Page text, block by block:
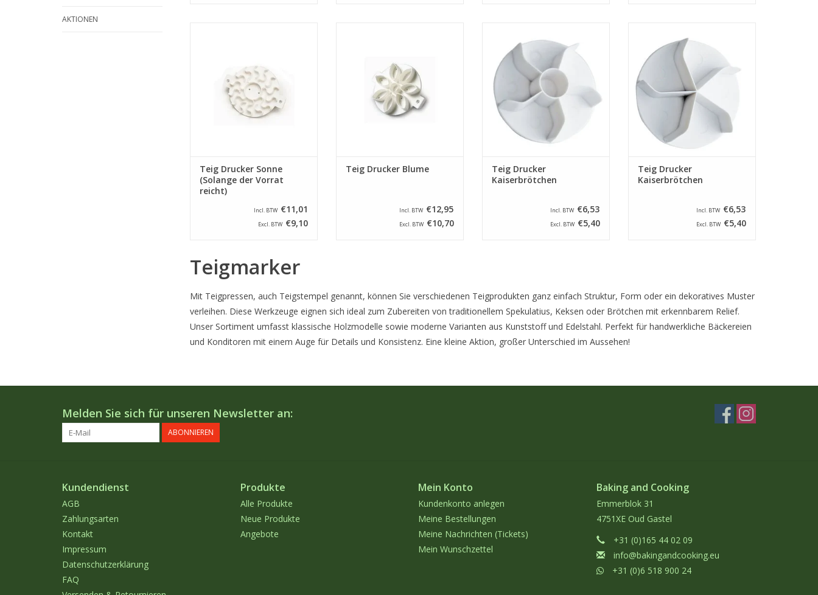
AKTIONEN
ZUM WARENKORB HINZUFÜGEN
Teig Drucker Sonne
(Solange der Vorrat
reicht)
Incl. BTW €11,01
Excl. BTW €9,10
ZUM WARENKORB HINZUFÜGEN
Teig Drucker Blume
Incl. BTW €12,95
Excl. BTW €10,70
Kaiserbrötchen mit Lücke mit ein
durchmesser von 80 mm.
ZUM WARENKORB HINZUFÜGEN
Teig Drucker
Kaiserbrötchen
Incl. BTW €6,53
Excl. BTW €5,40
Kaiserbrötchen mit ein
durchmesser von 80 mm. Für es
machen von ein kleines hard
gebackene Weiß Brötchen mit ein
5 teilige sterre als Kennzeichen.
ZUM WARENKORB HINZUFÜGEN
Teig Drucker
Kaiserbrötchen
Incl. BTW €6,53
Excl. BTW €5,40
Teigmarker
Mit Teigpressen, auch Teigstempel genannt, können Sie verschiedenen Teigprodukten ganz einfach Struktur, Form oder ein dekoratives Muster
verleihen. Diese Werkzeuge eignen sich ideal zum Zubereiten von traditionellem Spekulatius, Keksen oder Brötchen mit erkennbarem Relief.
Unser Sortiment umfasst klassische Holzmodelle sowie moderne Varianten aus Kunststoff und Edelstahl. Perfekt für handwerkliche Bäckereien
und Konditoren mit einem Auge für Details und Konsistenz. Eine kleine Aktion, großer Unterschied im Aussehen!
Melden Sie sich für unseren Newsletter an:
ABONNIEREN
Kundendienst
AGB
Zahlungsarten
Kontakt
Impressum
Datenschutzerklärung
FAQ
Produkte
Alle Produkte
Neue Produkte
Angebote
Mein Konto
Kundenkonto anlegen
Meine Bestellungen
Meine Nachrichten (Tickets)
Mein Wunschzettel
Baking and Cooking
Emmerblok 31
4751XE Oud Gastel
+31 (0)165 44 02 09
info@bakingandcooking.eu
+31 (0)6 518 900 24